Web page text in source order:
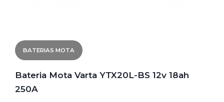
BATERIAS MOTA
Bateria Mota Varta YTX20L-BS 12v 18ah
250A